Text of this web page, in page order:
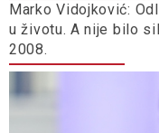
Marko Vidojković:
u životu. A nije bilo
2008.